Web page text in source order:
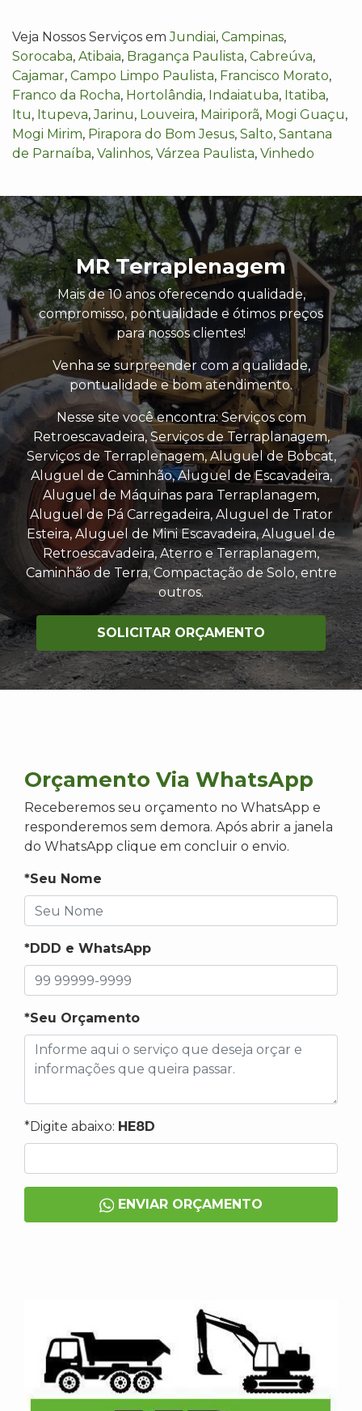
Veja Nossos Serviços emJundiai, Campinas,
Sorocaba, Atibaia, Bragança Paulista, Cabreúva,
Cajamar, Campo Limpo Paulista, Francisco Morato,
Franco da Rocha, Hortolândia, Indaiatuba, Itatiba,
Itu, Itupeva,Jarinu, Louveira, Mairiporã, Mogi Guaçu,
Mogi Mirim, Pirapora do Bom Jesus, Salto, Santana
de Parnaíba, Valinhos, Várzea Paulista, Vinhedo
MR Terraplenagem
Mais de 10 anos oferecendo qualidade,
compromisso, pontualidade e ótimos preços
para nossos clientes!
Venha se surpreender com a qualidade,
pontualidade e bom atendimento.
Nesse site você encontra: Serviços com
Retroescavadeira, Serviços de Terraplanagem,
Serviços de Terraplenagem, Aluguel de Bobcat,
Aluguel de Caminhão, Aluguel de Escavadeira,
Aluguel de Máquinas para Terraplanagem,
Aluguel de Pá Carregadeira, Aluguel de Trator
Esteira, Aluguel de Mini Escavadeira, Aluguel de
Retroescavadeira, Aterro e Terraplanagem,
Caminhão de Terra, Compactação de Solo, entre
outros.
SOLICITAR ORÇAMENTO
Orçamento Via WhatsApp
Receberemos seu orçamento no WhatsApp e
responderemos sem demora. Após abrir a janela
do WhatsApp clique em concluir o envio.
*Seu Nome
*DDD e WhatsApp
*Seu Orçamento
*Digite abaixo: HE8D
ENVIAR ORÇAMENTO